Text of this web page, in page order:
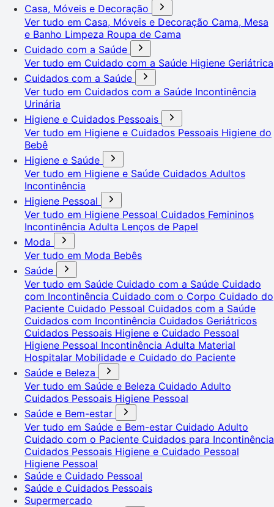
Casa, Móveis e Decoração
Ver tudo em Casa, Móveis e Decoração Cama, Mesa
e Banho Limpeza Roupa de Cama
Cuidado com a Saúde
Ver tudo em Cuidado com a Saúde Higiene Geriátrica
Cuidados com a Saúde
Ver tudo em Cuidados com a Saúde Incontinência
Urinária
Higiene e Cuidados Pessoais
Ver tudo em Higiene e Cuidados Pessoais Higiene do
Bebê
Higiene e Saúde
Ver tudo em Higiene e Saúde Cuidados Adultos
Incontinência
Higiene Pessoal
Ver tudo em Higiene Pessoal Cuidados Femininos
Incontinência Adulta Lenços de Papel
Moda
Ver tudo em Moda Bebês
Saúde
Ver tudo em Saúde Cuidado com a Saúde Cuidado
com Incontinência Cuidado com o Corpo Cuidado do
Paciente Cuidado Pessoal Cuidados com a Saúde
Cuidados com Incontinência Cuidados Geriátricos
Cuidados Pessoais Higiene e Cuidado Pessoal
Higiene Pessoal Incontinência Adulta Material
Hospitalar Mobilidade e Cuidado do Paciente
Saúde e Beleza
Ver tudo em Saúde e Beleza Cuidado Adulto
Cuidados Pessoais Higiene Pessoal
Saúde e Bem-estar
Ver tudo em Saúde e Bem-estar Cuidado Adulto
Cuidado com o Paciente Cuidados para Incontinência
Cuidados Pessoais Higiene e Cuidado Pessoal
Higiene Pessoal
Saúde e Cuidado Pessoal
Saúde e Cuidados Pessoais
Supermercado